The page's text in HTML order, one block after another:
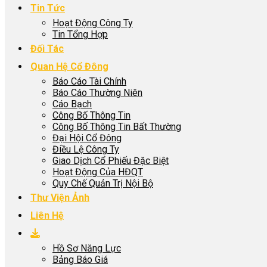
Tin Tức
Hoạt Động Công Ty
Tin Tổng Hợp
Đối Tác
Quan Hệ Cổ Đông
Báo Cáo Tài Chính
Báo Cáo Thường Niên
Cáo Bạch
Công Bố Thông Tin
Công Bố Thông Tin Bất Thường
Đại Hội Cổ Đông
Điều Lệ Công Ty
Giao Dịch Cổ Phiếu Đặc Biệt
Hoạt Động Của HĐQT
Quy Chế Quản Trị Nội Bộ
Thư Viện Ảnh
Liên Hệ
Hồ Sơ Năng Lực
Bảng Báo Giá